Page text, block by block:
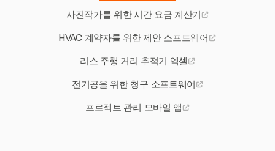
사진작가를 위한 시간 요금 계산기
HVAC 계약자를 위한 제안 소프트웨어
리스 주행 거리 추적기 엑셀
전기공을 위한 청구 소프트웨어
프로젝트 관리 모바일 앱